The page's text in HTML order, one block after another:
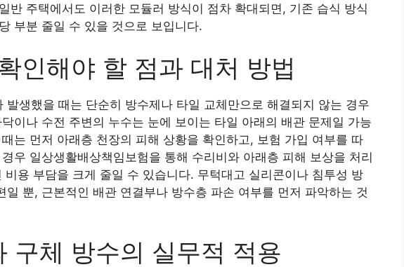
반 주택에서도 이러한 모듈러 방식이 점차 확대되면, 기존 습식 방식
부분 줄일 수 있을 것으로 보입니다.
인해야 할 점과 대처 방법
발생했을 때는 단순히 방수제나 타일 교체만으로 해결되지 않는 경우
이나 수전 주변의 누수는 눈에 보이는 타일 아래의 배관 문제일 가능
는 먼저 아래층 천장의 피해 상황을 확인하고, 보험 가입 여부를 따
우 일상생활배상책임보험을 통해 수리비와 아래층 피해 보상을 처리
용 부담을 크게 줄일 수 있습니다. 무턱대고 실리콘이나 침투성 방
일 뿐, 근본적인 배관 연결부나 방수층 파손 여부를 먼저 파악하는 것
구체 방수의 실무적 적용